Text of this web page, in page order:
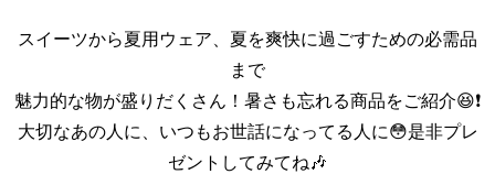
スイーツから夏用ウェア、夏を爽快に過ごすための必需品
まで
魅力的な物が盛りだくさん！暑さも忘れる商品をご紹介😆❗️
大切なあの人に、いつもお世話になってる人に😳是非プレ
ゼントしてみてね🎶